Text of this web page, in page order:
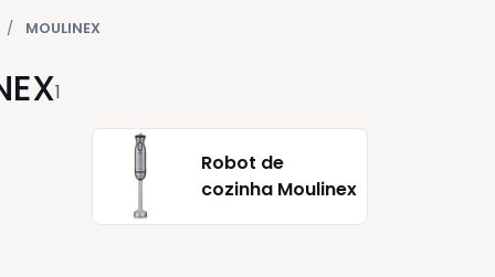
MOULINEX
1
Robot de
cozinha Moulinex